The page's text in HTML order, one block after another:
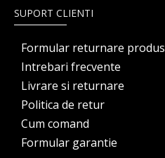
SUPORT CLIENTI
Formular returnare produs
Intrebari frecvente
Livrare si returnare
Politica de retur
Cum comand
Formular garantie